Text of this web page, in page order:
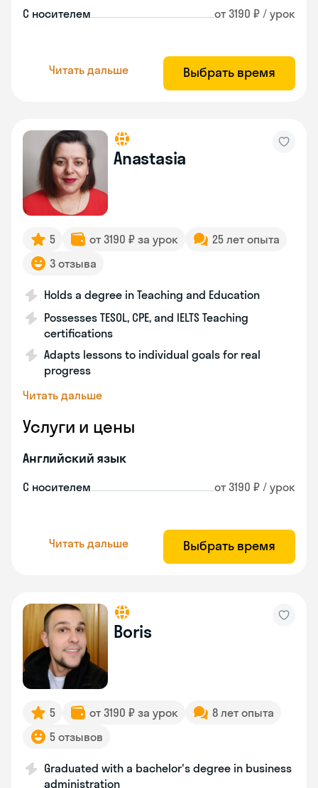
С носителем от 3190 ₽ / урок
Читать дальше Выбрать время
Anastasia
5 от 3190 ₽ за урок
25 лет опыта
3 отзыва
Holds a degree in Teaching and Education
Possesses TESOL, CPE, and IELTS Teaching
certifications
Adapts lessons to individual goals for real
progress
Читать дальше
Услуги и цены
Английский язык
С носителем от 3190 ₽ / урок
Читать дальше Выбрать время
Boris
5 от 3190 ₽ за урок
8 лет опыта
5 отзывов
Graduated with a bachelor's degree in business
administration